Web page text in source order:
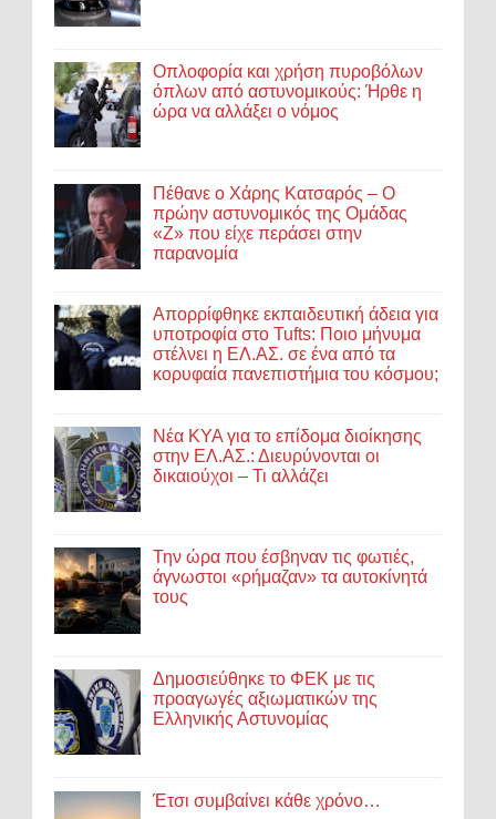
Οπλοφορία και χρήση πυροβόλων
όπλων από αστυνομικούς: Ήρθε η
ώρα να αλλάξει ο νόμος
Πέθανε ο Χάρης Κατσαρός – Ο
πρώην αστυνομικός της Ομάδας
«Ζ» που είχε περάσει στην
παρανομία
Απορρίφθηκε εκπαιδευτική άδεια για
υποτροφία στο Tufts: Ποιο μήνυμα
στέλνει η ΕΛ.ΑΣ. σε ένα από τα
κορυφαία πανεπιστήμια του κόσμου;
Νέα ΚΥΑ για το επίδομα διοίκησης
στην ΕΛ.ΑΣ.: Διευρύνονται οι
δικαιούχοι – Τι αλλάζει
Την ώρα που έσβηναν τις φωτιές,
άγνωστοι «ρήμαζαν» τα αυτοκίνητά
τους
Δημοσιεύθηκε το ΦΕΚ με τις
προαγωγές αξιωματικών της
Ελληνικής Αστυνομίας
Έτσι συμβαίνει κάθε χρόνο…